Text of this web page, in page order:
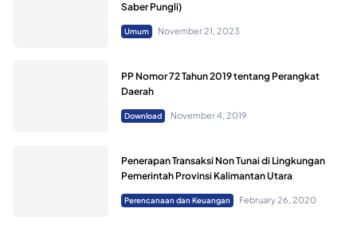
Saber Pungli)
Umum November 21, 2023
PP Nomor 72 Tahun 2019 tentang Perangkat
Daerah
Download November 4, 2019
Penerapan Transaksi Non Tunai di Lingkungan
Pemerintah Provinsi Kalimantan Utara
Perencanaan dan Keuangan February 26, 2020